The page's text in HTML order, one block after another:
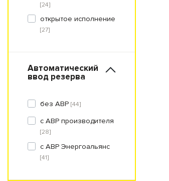
[24]
открытое исполнение
[27]
Автоматический
ввод резерва
без АВР [44]
с АВР производителя
[28]
с АВР Энергоальянс
[41]